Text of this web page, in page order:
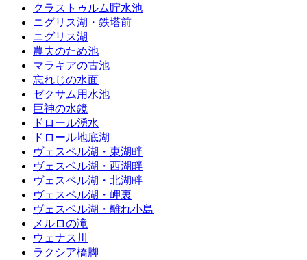
クラストゥルム貯水池
ニグリス湖・鉄塔前
ニグリス湖
農夫のため池
マラキアの古池
忘れじの水面
ゼクサム用水池
巨神の水鏡
ドロール湧水
ドロール地底湖
ヴェスペル湖・東湖畔
ヴェスペル湖・西湖畔
ヴェスペル湖・北湖畔
ヴェスペル湖・岬裏
ヴェスペル湖・離れ小島
メルロの滝
ウェナス川
ラクシア橋脚